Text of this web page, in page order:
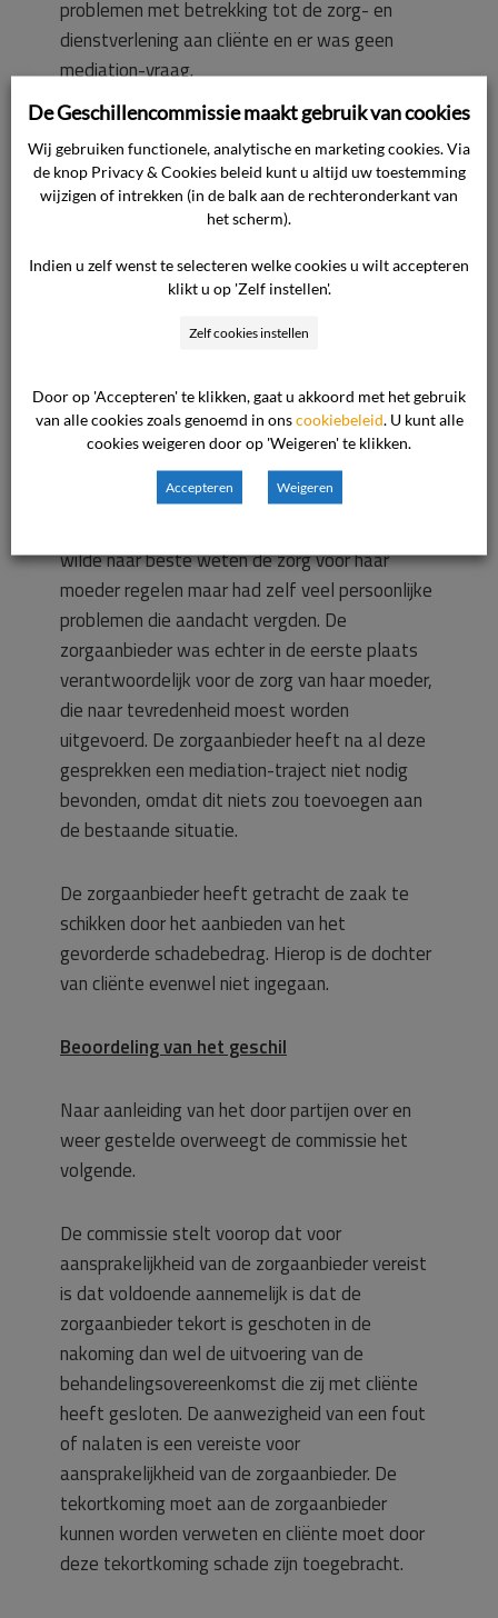
problemen met betrekking tot de zorg- en
dienstverlening aan cliënte en er was geen
mediation-vraag.
Ter zitting heeft de zorgaanbieder haar
standpunt nader toegelicht.
Cliënte kon zeer goed voor zichzelf opkomen.
Ten aanzien van de primaire zorg zijn meerdere
gesprekken met de dochter gevoerd en is een
bewindvoerder de financiën van haar moeder
De zorgaanbieder heeft via de geestelijk
verzorger een poging tot mediation gedaan. Al
met al is er buitengewoon veel tijd in de
wilde naar beste weten de zorg voor haar
moeder regelen maar had zelf veel persoonlijke
problemen die aandacht vergden. De
zorgaanbieder was echter in de eerste plaats
verantwoordelijk voor de zorg van haar moeder,
die naar tevredenheid moest worden
uitgevoerd. De zorgaanbieder heeft na al deze
gesprekken een mediation-traject niet nodig
bevonden, omdat dit niets zou toevoegen aan
de bestaande situatie.
De zorgaanbieder heeft getracht de zaak te
schikken door het aanbieden van het
gevorderde schadebedrag. Hierop is de dochter
van cliënte evenwel niet ingegaan.
Beoordeling van het geschil
Naar aanleiding van het door partijen over en
weer gestelde overweegt de commissie het
volgende.
De commissie stelt voorop dat voor
aansprakelijkheid van de zorgaanbieder vereist
is dat voldoende aannemelijk is dat de
zorgaanbieder tekort is geschoten in de
nakoming dan wel de uitvoering van de
behandelingsovereenkomst die zij met cliënte
heeft gesloten. De aanwezigheid van een fout
of nalaten is een vereiste voor
aansprakelijkheid van de zorgaanbieder. De
tekortkoming moet aan de zorgaanbieder
kunnen worden verweten en cliënte moet door
deze tekortkoming schade zijn toegebracht.
De Geschillencommissie maakt gebruik van cookies
Wij gebruiken functionele, analytische en marketing cookies. Via
de knop Privacy & Cookies beleid kunt u altijd uw toestemming
wijzigen of intrekken (in de balk aan de rechteronderkant van
het scherm).
Indien u zelf wenst te selecteren welke cookies u wilt accepteren
klikt u op 'Zelf instellen'.
Zelf cookies instellen
Door op 'Accepteren' te klikken, gaat u akkoord met het gebruik
van alle cookies zoals genoemd in onscookiebeleid . U kunt alle
cookies weigeren door op 'Weigeren' te klikken.
Accepteren Weigeren